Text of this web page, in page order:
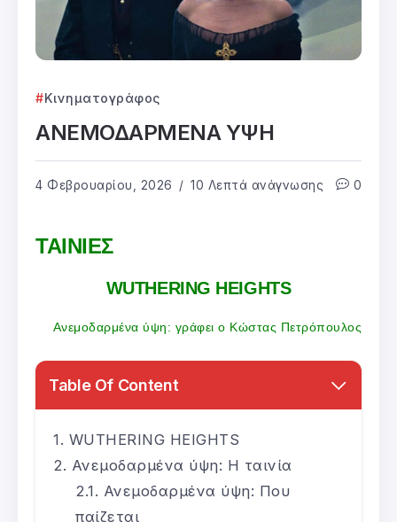
Κινηματογράφος
ΑΝΕΜΟΔΑΡΜΕΝΑ ΥΨΗ
4 Φεβρουαρίου, 2026 10 Λεπτά ανάγνωσης 0
ΤΑΙΝΙΕΣ
WUTHERING HEIGHTS
Ανεμοδαρμένα ύψη: γράφει ο Κώστας Πετρόπουλος
Table Of Content
WUTHERING HEIGHTS
Ανεμοδαρμένα ύψη: Η ταινία
Ανεμοδαρμένα ύψη: Που
παίζεται